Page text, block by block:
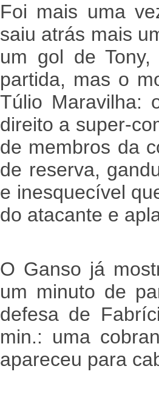
Foi mais uma
saiu atrás mais
um gol de
partida, mas o
Túlio Maravilha:
direito a super-
de membros da
de reserva,
e inesquecível
do atacante e
O Ganso já
um minuto de
defesa de
min.: uma
apareceu para